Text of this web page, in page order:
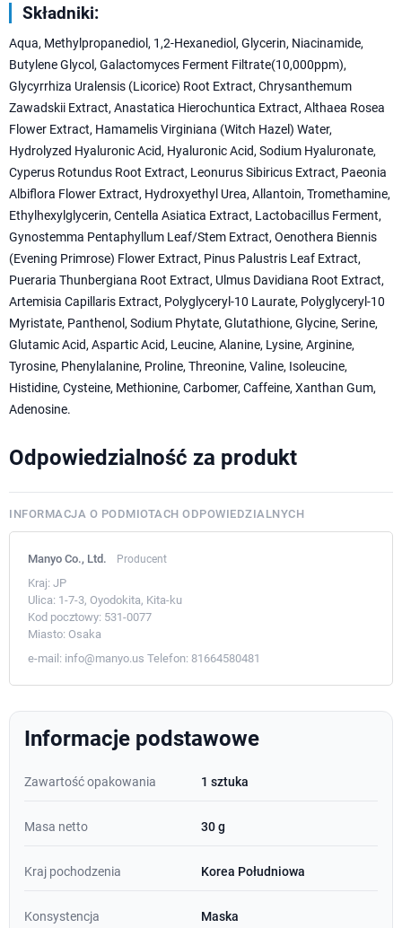
Składniki:
Aqua, Methylpropanediol, 1,2-Hexanediol, Glycerin, Niacinamide,
Butylene Glycol, Galactomyces Ferment Filtrate(10,000ppm),
Glycyrrhiza Uralensis (Licorice) Root Extract, Chrysanthemum
Zawadskii Extract, Anastatica Hierochuntica Extract, Althaea Rosea
Flower Extract, Hamamelis Virginiana (Witch Hazel) Water,
Hydrolyzed Hyaluronic Acid, Hyaluronic Acid, Sodium Hyaluronate,
Cyperus Rotundus Root Extract, Leonurus Sibiricus Extract, Paeonia
Albiflora Flower Extract, Hydroxyethyl Urea, Allantoin, Tromethamine,
Ethylhexylglycerin, Centella Asiatica Extract, Lactobacillus Ferment,
Gynostemma Pentaphyllum Leaf/Stem Extract, Oenothera Biennis
(Evening Primrose) Flower Extract, Pinus Palustris Leaf Extract,
Pueraria Thunbergiana Root Extract, Ulmus Davidiana Root Extract,
Artemisia Capillaris Extract, Polyglyceryl-10 Laurate, Polyglyceryl-10
Myristate, Panthenol, Sodium Phytate, Glutathione, Glycine, Serine,
Glutamic Acid, Aspartic Acid, Leucine, Alanine, Lysine, Arginine,
Tyrosine, Phenylalanine, Proline, Threonine, Valine, Isoleucine,
Histidine, Cysteine, Methionine, Carbomer, Caffeine, Xanthan Gum,
Adenosine.
Odpowiedzialność za produkt
INFORMACJA O PODMIOTACH ODPOWIEDZIALNYCH
Manyo Co., Ltd. Producent
Kraj: JP
Ulica: 1-7-3, Oyodokita, Kita-ku
Kod pocztowy: 531-0077
Miasto: Osaka
e-mail: info@manyo.us Telefon: 81664580481
Informacje podstawowe
Zawartość opakowania 1 sztuka
Masa netto 30 g
Kraj pochodzenia Korea Południowa
Konsystencja Maska